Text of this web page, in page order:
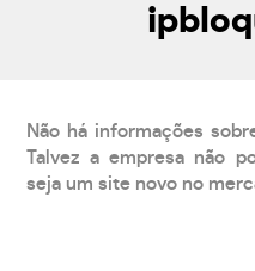
Não há informações
Talvez a empresa não
seja um site novo no